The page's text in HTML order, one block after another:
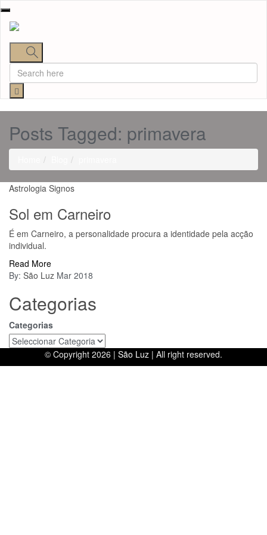
Toggle
navigation
Posts Tagged: primavera
Astrologia Signos
Sol em Carneiro
É em Carneiro, a personalidade procura a identidade pela acção
individual.
Read More
By: São Luz Mar 2018
Categorias
Categorias
© Copyright 2026 | São Luz | All right reserved.